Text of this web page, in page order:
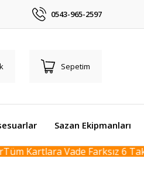
0543-965-2597
Sepetim
Sazan Ekipmanları
Kartlara Vade Farksız 6